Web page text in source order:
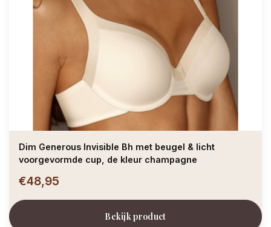
Dim Generous Invisible Bh met beugel & licht
voorgevormde cup, de kleur champagne
€48,95
Bekijk product